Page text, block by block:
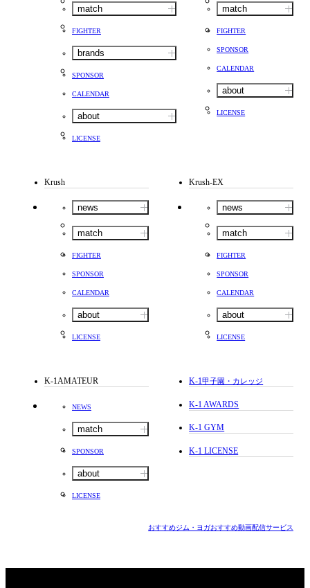
match
FIGHTER
brands
SPONSOR
CALENDAR
about
LICENSE
match
FIGHTER
SPONSOR
CALENDAR
about
LICENSE
Krush
news
match
FIGHTER
SPONSOR
CALENDAR
about
LICENSE
Krush-EX
news
match
FIGHTER
SPONSOR
CALENDAR
about
LICENSE
K-1AMATEUR
NEWS
match
SPONSOR
about
LICENSE
K-1甲子園・カレッジ
K-1 AWARDS
K-1 GYM
K-1 LICENSE
おすすめジム・ヨガおすすめ動画配信サービス